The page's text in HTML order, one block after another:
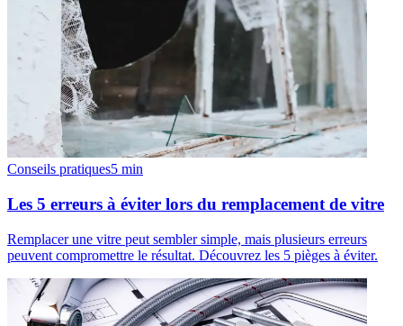
Conseils pratiques5 min
Les 5 erreurs à éviter lors du remplacement de vitre
Remplacer une vitre peut sembler simple, mais plusieurs erreurs
peuvent compromettre le résultat. Découvrez les 5 pièges à éviter.